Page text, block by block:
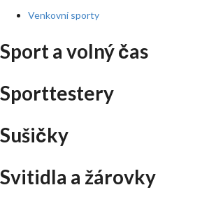
Venkovní sporty
Sport a volný čas
Sporttestery
Sušičky
Svitidla a žárovky